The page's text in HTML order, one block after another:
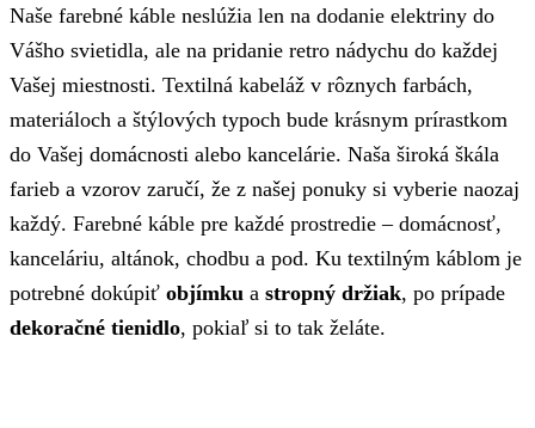
Naše farebné káble neslúžia len na dodanie elektriny do
Vášho svietidla, ale na pridanie retro nádychu do každej
Vašej miestnosti. Textilná kabeláž v rôznych farbách,
materiáloch a štýlových typoch bude krásnym prírastkom
do Vašej domácnosti alebo kancelárie. Naša široká škála
farieb a vzorov zaručí, že z našej ponuky si vyberie naozaj
každý. Farebné káble pre každé prostredie – domácnosť,
kanceláriu, altánok, chodbu a pod. Ku textilným káblom je
potrebné dokúpiť objímku a stropný držiak, po prípade
dekoračné tienidlo, pokiaľ si to tak želáte.